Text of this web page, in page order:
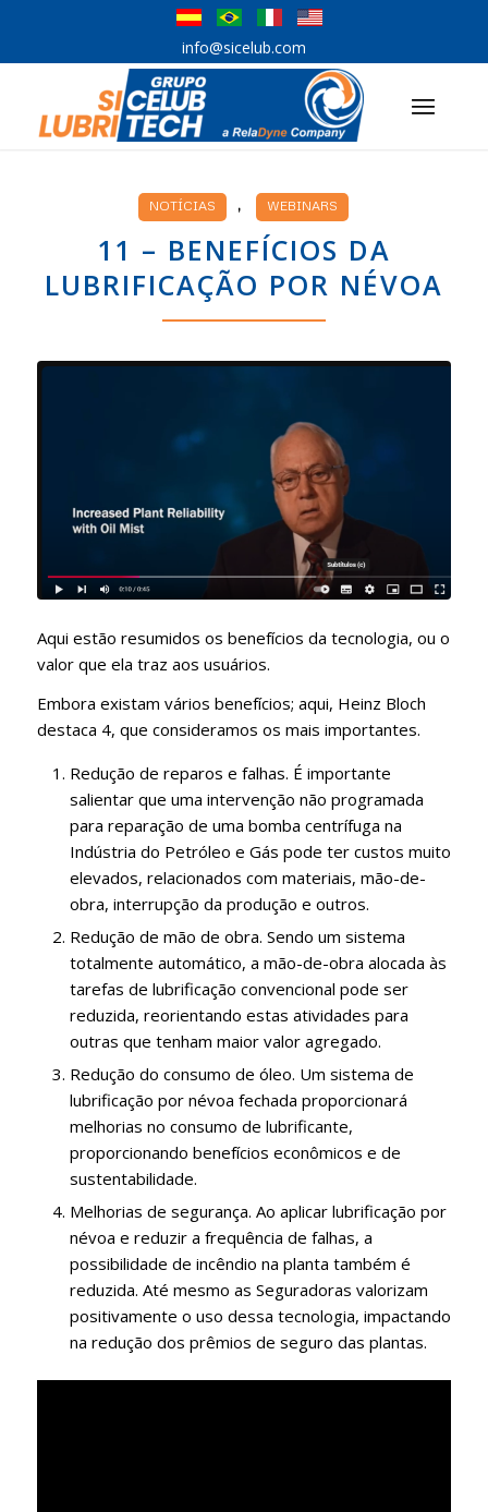
info@sicelub.com
NOTÍCIAS , WEBINARS
11 – BENEFÍCIOS DA
LUBRIFICAÇÃO POR NÉVOA
Aqui estão resumidos os benefícios da tecnologia, ou o
valor que ela traz aos usuários.
Embora existam vários benefícios; aqui, Heinz Bloch
destaca 4, que consideramos os mais importantes.
Redução de reparos e falhas. É importante
salientar que uma intervenção não programada
para reparação de uma bomba centrífuga na
Indústria do Petróleo e Gás pode ter custos muito
elevados, relacionados com materiais, mão-de-
obra, interrupção da produção e outros.
Redução de mão de obra. Sendo um sistema
totalmente automático, a mão-de-obra alocada às
tarefas de lubrificação convencional pode ser
reduzida, reorientando estas atividades para
outras que tenham maior valor agregado.
Redução do consumo de óleo. Um sistema de
lubrificação por névoa fechada proporcionará
melhorias no consumo de lubrificante,
proporcionando benefícios econômicos e de
sustentabilidade.
Melhorias de segurança. Ao aplicar lubrificação por
névoa e reduzir a frequência de falhas, a
possibilidade de incêndio na planta também é
reduzida. Até mesmo as Seguradoras valorizam
positivamente o uso dessa tecnologia, impactando
na redução dos prêmios de seguro das plantas.